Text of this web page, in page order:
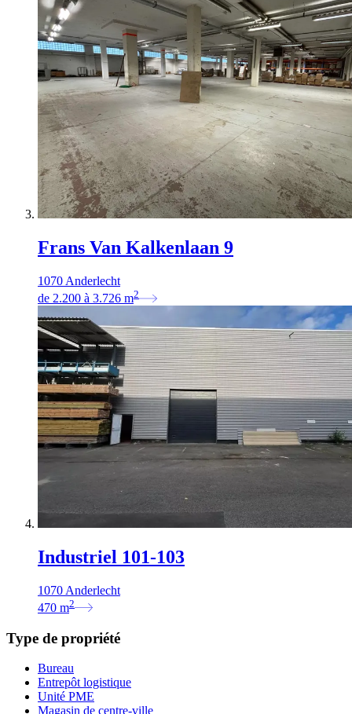
Frans Van Kalkenlaan 9
1070 Anderlecht
de 2.200 à 3.726 m2
Industriel 101-103
1070 Anderlecht
470 m2
Type de propriété
Bureau
Entrepôt logistique
Unité PME
Magasin de centre-ville